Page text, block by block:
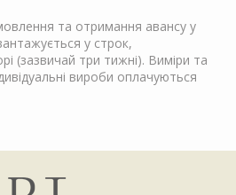
та отримання авансу у
у строк,
(зазвичай три тижні). Виміри та
вироби оплачуються